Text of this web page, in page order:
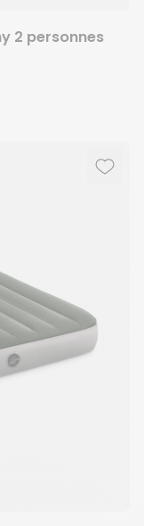
2 personnes